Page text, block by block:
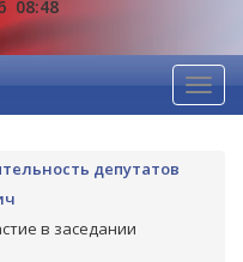
08:48
депутатов
в заседании